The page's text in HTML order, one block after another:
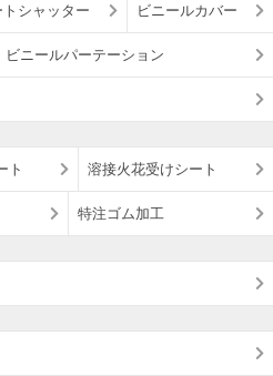
シャッター ビニールカバー
ビニールパーテーション
ト 溶接火花受けシート
特注ゴム加工